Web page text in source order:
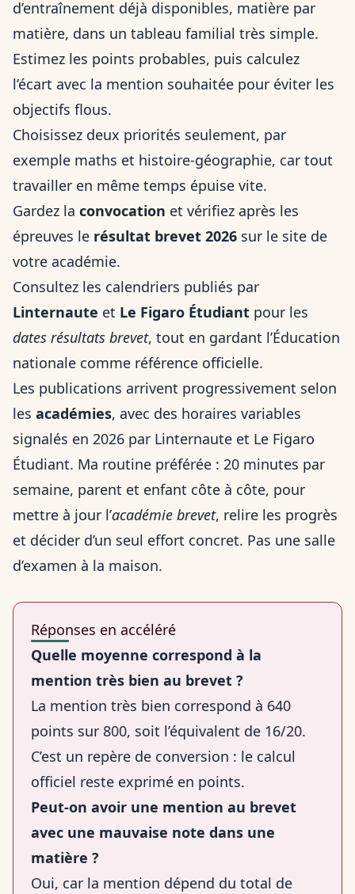
d’entraînement déjà disponibles, matière par
matière, dans un tableau familial très simple.
Estimez les points probables, puis calculez
l’écart avec la mention souhaitée pour éviter les
objectifs flous.
Choisissez deux priorités seulement, par
exemple maths et histoire-géographie, car tout
travailler en même temps épuise vite.
Gardez la convocation et vérifiez après les
épreuves le résultat brevet 2026 sur le site de
votre académie.
Consultez les calendriers publiés par
Linternaute et Le Figaro Étudiant pour les
dates résultats brevet, tout en gardant l’Éducation
nationale comme référence officielle.
Les publications arrivent progressivement selon
les académies, avec des horaires variables
signalés en 2026 par Linternaute et Le Figaro
Étudiant. Ma routine préférée : 20 minutes par
semaine, parent et enfant côte à côte, pour
mettre à jour l’académie brevet, relire les progrès
et décider d’un seul effort concret. Pas une salle
d’examen à la maison.
Réponses en accéléré
Quelle moyenne correspond à la
mention très bien au brevet ?
La mention très bien correspond à 640
points sur 800, soit l’équivalent de 16/20.
C’est un repère de conversion : le calcul
officiel reste exprimé en points.
Peut-on avoir une mention au brevet
avec une mauvaise note dans une
matière ?
Oui, car la mention dépend du total de